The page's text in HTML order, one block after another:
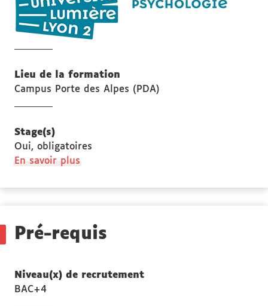
de
Lieu de la formation
Campus Porte des Alpes (PDA)
Stage(s)
Oui, obligatoires
En savoir plus
des
Pré-requis
Niveau(x) de recrutement
BAC+4